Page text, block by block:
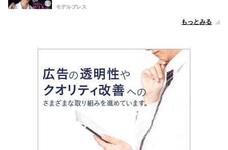
モデルプレス
もっとみる